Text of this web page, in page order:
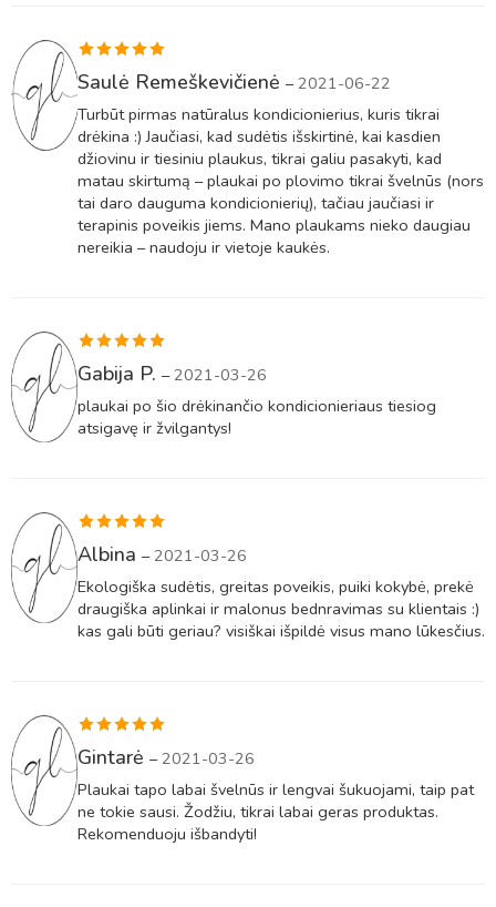
Įvertinimas:
Saulė Remeškevičienė – 2021-06-22
Turbūt pirmas natūralus kondicionierius, kuris tikrai
drėkina :) Jaučiasi, kad sudėtis išskirtinė, kai kasdien
džiovinu ir tiesiniu plaukus, tikrai galiu pasakyti, kad
matau skirtumą – plaukai po plovimo tikrai švelnūs (nors
tai daro dauguma kondicionierių), tačiau jaučiasi ir
terapinis poveikis jiems. Mano plaukams nieko daugiau
nereikia – naudoju ir vietoje kaukės.
Įvertinimas:
Gabija P. – 2021-03-26
plaukai po šio drėkinančio kondicionieriaus tiesiog
atsigavę ir žvilgantys!
Įvertinimas:
Albina – 2021-03-26
Ekologiška sudėtis, greitas poveikis, puiki kokybė, prekė
draugiška aplinkai ir malonus bednravimas su klientais :)
kas gali būti geriau? visiškai išpildė visus mano lūkesčius.
Įvertinimas:
Gintarė – 2021-03-26
Plaukai tapo labai švelnūs ir lengvai šukuojami, taip pat
ne tokie sausi. Žodžiu, tikrai labai geras produktas.
Rekomenduoju išbandyti!